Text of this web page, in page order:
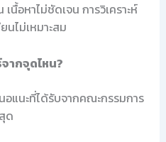
นื้อหาไม่ชัดเจน การวิเคราะห์
นไม่เหมาะสม
ากจุดไหน?
อแนะที่ได้รับจากคณะกรรมการ
ด